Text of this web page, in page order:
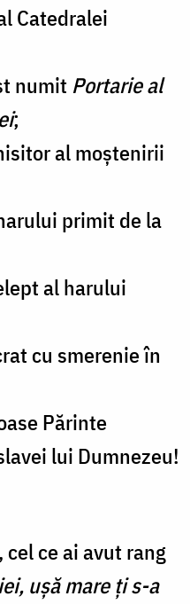
Catedralei
numit Portarie al
;
al moștenirii
primit de la
al harului
cu smerenie în
Părinte
lui Dumnezeu!
ce ai avut rang
ușă mare ți s-a